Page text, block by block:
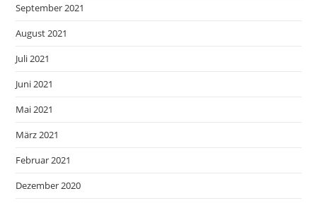
September 2021
August 2021
Juli 2021
Juni 2021
Mai 2021
März 2021
Februar 2021
Dezember 2020